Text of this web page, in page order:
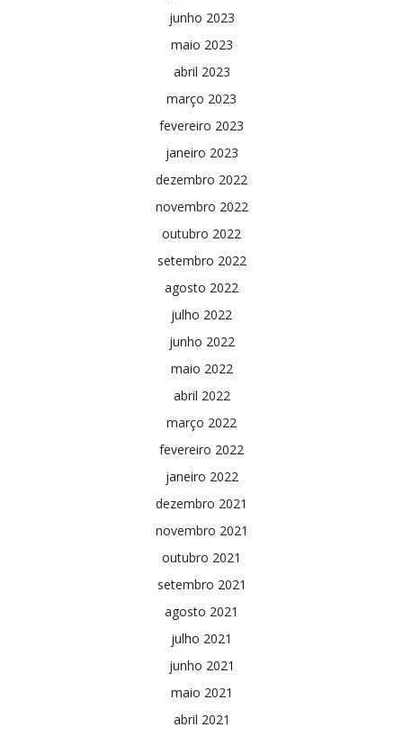
junho 2023
maio 2023
abril 2023
março 2023
fevereiro 2023
janeiro 2023
dezembro 2022
novembro 2022
outubro 2022
setembro 2022
agosto 2022
julho 2022
junho 2022
maio 2022
abril 2022
março 2022
fevereiro 2022
janeiro 2022
dezembro 2021
novembro 2021
outubro 2021
setembro 2021
agosto 2021
julho 2021
junho 2021
maio 2021
abril 2021